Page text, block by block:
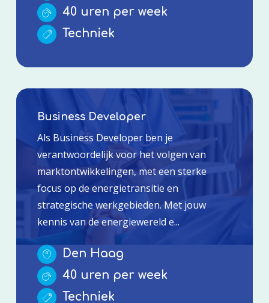
40 uren per week
Techniek
Business Developer
Als Business Developer ben je
verantwoordelijk voor het volgen van
marktontwikkelingen, met een sterke
focus op de energietransitie en
strategische werkgebieden. Met jouw
kennis van de energiewereld e...
Den Haag
40 uren per week
Techniek